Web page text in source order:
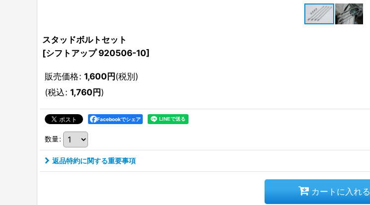
スタッドボルトセット
[シフトアップ 920506-10]
販売価格: 1,600円(税別)
(税込: 1,760円)
Facebookでシェア
数量:
返品特約に関する重要事項
カートに入れる